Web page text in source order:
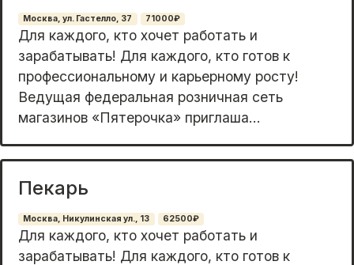
Москва, ул. Гастелло, 37 71000₽
Для каждого, кто хочет работать и
зарабатывать! Для каждого, кто готов к
профессиональному и карьерному росту!
Ведущая федеральная розничная сеть
магазинов «Пятерочка» приглаша...
Пекарь
Москва, Никулинская ул., 13 62500₽
Для каждого, кто хочет работать и
зарабатывать! Для каждого, кто готов к